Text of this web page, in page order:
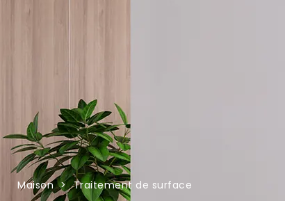
Maison > Traitement de surface